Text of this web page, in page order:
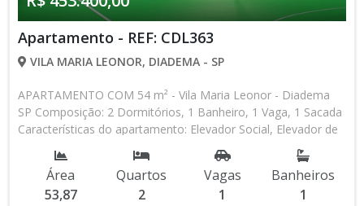
Apartamento - REF: CDL363
VILA MARIA LEONOR, DIADEMA - SP
APARTAMENTO COM 54 m² - Vila Maria Leonor - Diadema
SP Composição: 2 Dormitórios, 1 Banheiro, 1 Vaga, 1 Sacada
Características do apartamento: Elevador Social, Elevador de
Serviço, Quadra, Espaço Kids Aceita Financiamento Bancário
Lançamento, Pronto para Morar * Os valores e
disponibilidade podem ser alterados sem prévio aviso. Favor
verificar entrando em contato com nossa equipe
Área
53,87
Quartos
2
Vagas
1
Banheiros
1